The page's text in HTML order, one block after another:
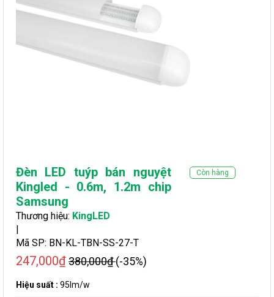
Đèn LED tuýp bán nguyệt
Kingled - 0.6m, 1.2m chip
Samsung
Còn hàng
Thương hiệu: KingLED
|
Mã SP: BN-KL-TBN-SS-27-T
247,000₫380,000₫(-35%)
Hiệu suất : 95lm/w